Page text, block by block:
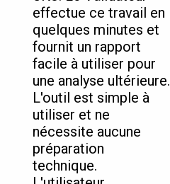
effectue ce travail en
quelques minutes et
fournit un rapport
facile à utiliser pour
une analyse ultérieure.
L'outil est simple à
utiliser et ne
nécessite aucune
préparation
technique.